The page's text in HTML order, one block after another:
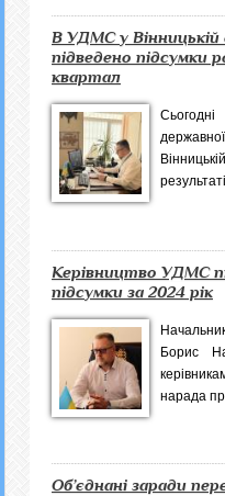
В УДМС у Вінницькій
підведено підсумки
квартал
Керівництво УДМС
підсумки за 2024 рік
Борис
нарада
Об’єднані заради